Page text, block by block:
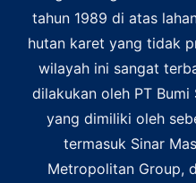
tahun 1989 di atas
hutan karet yang tidak
wilayah ini sangat
dilakukan oleh PT Bumi
yang dimiliki oleh
termasuk Sinar
Metropolitan Group,